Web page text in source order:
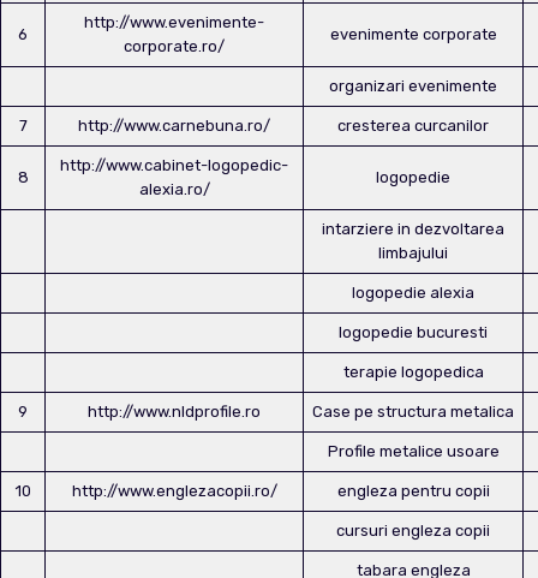
6
http://www.evenimente-
corporate.ro/
evenimente corporate
organizari evenimente
7 http://www.carnebuna.ro/ cresterea curcanilor
8
http://www.cabinet-logopedic-
alexia.ro/
logopedie
intarziere in dezvoltarea
limbajului
logopedie alexia
logopedie bucuresti
terapie logopedica
9 http://www.nldprofile.ro Case pe structura metalica
Profile metalice usoare
10 http://www.englezacopii.ro/ engleza pentru copii
cursuri engleza copii
tabara engleza